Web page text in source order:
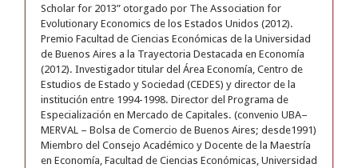
Scholar for 2013” otorgado por The Association for
Evolutionary Economics de los Estados Unidos (2012).
Premio Facultad de Ciencias Económicas de la Universidad
de Buenos Aires a la Trayectoria Destacada en Economía
(2012). Investigador titular del Área Economía, Centro de
Estudios de Estado y Sociedad (CEDES) y director de la
institución entre 1994-1998. Director del Programa de
Especialización en Mercado de Capitales. (convenio UBA–
MERVAL – Bolsa de Comercio de Buenos Aires; desde1991)
Miembro del Consejo Académico y Docente de la Maestría
en Economía, Facultad de Ciencias Económicas, Universidad